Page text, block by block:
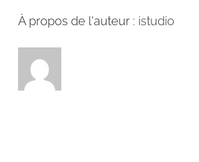
À propos de l'auteur : istudio